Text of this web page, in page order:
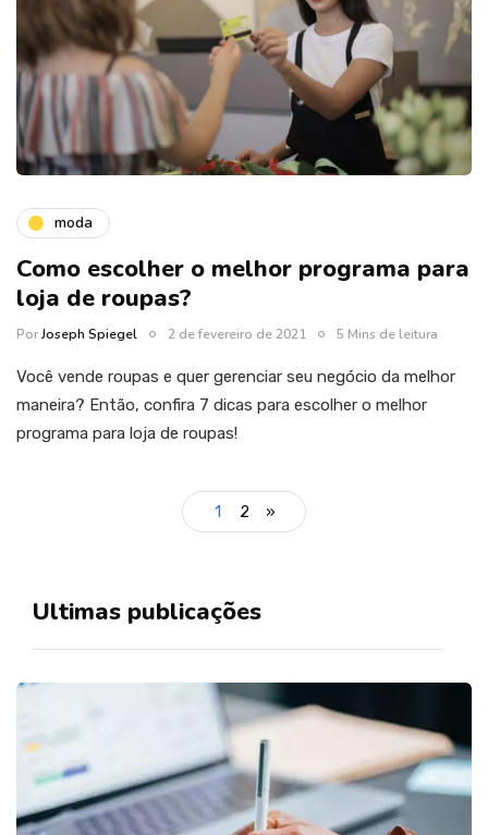
moda
Como escolher o melhor programa para
loja de roupas?
PorJoseph Spiegel 2 de fevereiro de 2021 5 Mins de leitura
Você vende roupas e quer gerenciar seu negócio da melhor
maneira? Então, confira 7 dicas para escolher o melhor
programa para loja de roupas!
1 2 »
Ultimas publicações